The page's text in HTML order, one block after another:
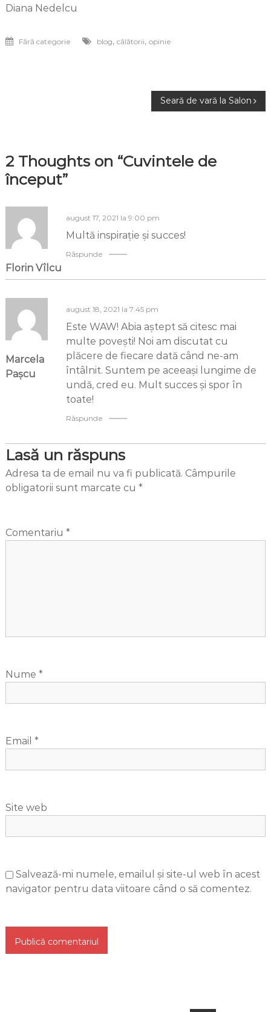
Diana Nedelcu
Fără categorie blog, călătorii, opinie
articole
Seară de vară la Salon
2 Thoughts on “Cuvintele de
început”
Florin Vîlcu
august 17, 2021 la 9:00 pm
Multă inspirație și succes!
Răspunde
Marcela
Pașcu
august 18, 2021 la 7:45 pm
Este WAW! Abia aștept să citesc mai
multe povești! Noi am discutat cu
plăcere de fiecare dată când ne-am
întâlnit. Suntem pe aceeași lungime de
undă, cred eu. Mult succes și spor în
toate!
Răspunde
Lasă un răspuns
Adresa ta de email nu va fi publicată. Câmpurile
obligatorii sunt marcate cu *
Comentariu *
Nume *
Email *
Site web
Salvează-mi numele, emailul și site-ul web în acest
navigator pentru data viitoare când o să comentez.